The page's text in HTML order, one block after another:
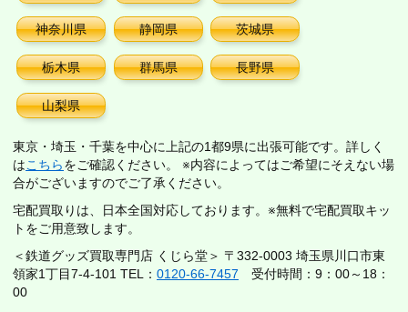
神奈川県 静岡県 茨城県
栃木県 群馬県 長野県
山梨県
東京・埼玉・千葉を中心に上記の1都9県に出張可能です。詳しく
はこちらをご確認ください。 ※内容によってはご希望にそえない場
合がございますのでご了承ください。
宅配買取りは、日本全国対応しております。※無料で宅配買取キッ
トをご用意致します。
＜鉄道グッズ買取専門店 くじら堂＞ 〒332-0003 埼玉県川口市東
領家1丁目7-4-101 TEL： 0120-66-7457 受付時間：9：00～18：
00